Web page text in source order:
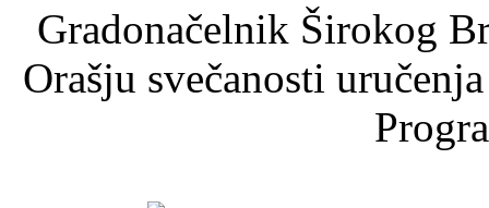
Gradonačelnik Širokog
Orašju svečanosti